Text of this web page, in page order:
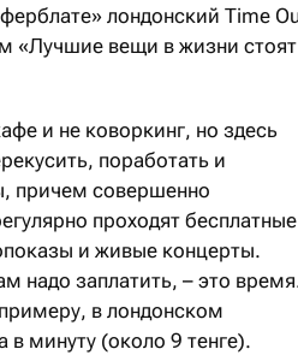
лондонский Time
«Лучшие вещи в жизни
и не коворкинг, но здесь
поработать и
причем совершенно
проходят бесплатные
и живые концерты.
надо заплатить, – это
в лондонском
в минуту (около 9 тенге).